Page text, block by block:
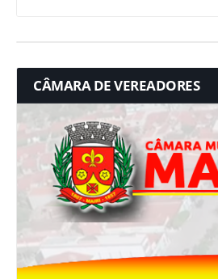
CÂMARA DE VEREADORES